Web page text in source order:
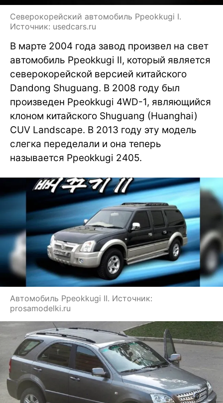
Северокорейский автомобиль Ppeokkugi I.
Источник: usedcars.ru
В марте 2004 года завод произвел на свет
автомобиль Ppeokkugi II, который является
северокорейской версией китайского
Dandong Shuguang. В 2008 году был
произведен Ppeokkugi 4WD-1, являющийся
клоном китайского Shuguang (Huanghai)
CUV Landscape. В 2013 году эту модель
слегка переделали и она теперь
называется Ppeokkugi 2405.
Автомобиль Ppeokkugi II. Источник:
prosamodelki.ru